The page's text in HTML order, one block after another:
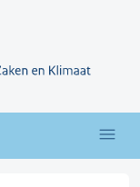
menu